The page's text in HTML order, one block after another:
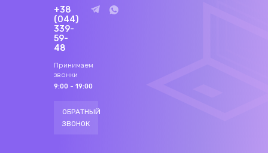
+38
(044)
339-
59-
48
Принимаем
звонки
9:00 - 19:00
ОБРАТНЫЙ
ЗВОНОК